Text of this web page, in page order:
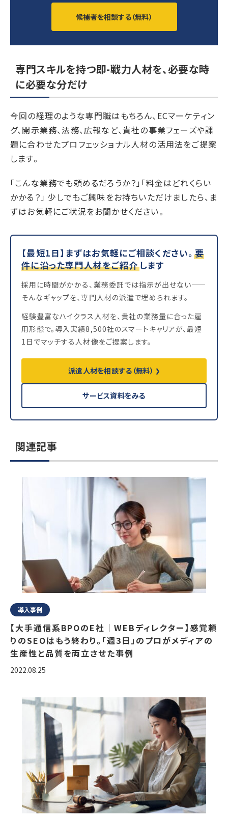
候補者を相談する（無料）
専門スキルを持つ即-戦力人材を、必要な時
に必要な分だけ
今回の経理のような専門職はもちろん、ECマーケティン
グ、開示業務、法務、広報など、貴社の事業フェーズや課
題に合わせたプロフェッショナル人材の活用法をご提案
します。
「こんな業務でも頼めるだろうか？」「料金はどれくらい
かかる？」 少しでもご興味をお持ちいただけましたら、ま
ずはお気軽にご状況をお聞かせください。
【最短1日】まずはお気軽にご相談ください。 要
件に沿った専門人材をご紹介します
採用に時間がかかる、業務委託では指示が出せない——
そんなギャップを、専門人材の派遣で埋められます。
経験豊富なハイクラス人材を、貴社の業務量に合った雇
用形態で。導入実績8,500社のスマートキャリアが、最短
1日でマッチする人材像をご提案します。
派遣人材を相談する（無料）
サービス資料をみる
関連記事
導入事例
【大手通信系BPOのE社｜WEBディレクター】感覚頼
りのSEOはもう終わり。「週3日」のプロがメディアの
生産性と品質を両立させた事例
2022.08.25